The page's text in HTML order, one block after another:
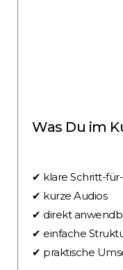
Was Du im
✔ klare Schritt-
✔ kurze Audios
✔ direkt
✔ einfache
✔ praktische